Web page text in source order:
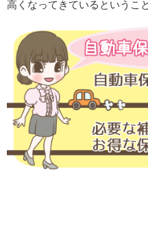
高くなってきているというこ